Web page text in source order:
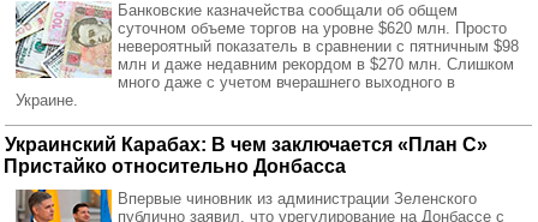
Банковские казначейства сообщали об общем
суточном объеме торгов на уровне $620 млн. Просто
невероятный показатель в сравнении с пятничным $98
млн и даже недавним рекордом в $270 млн. Слишком
много даже с учетом вчерашнего выходного в
Украине.
Украинский Карабах: В чем заключается «План С»
Пристайко относительно Донбасса
Впервые чиновник из администрации Зеленского
публично заявил, что урегулирование на Донбассе с